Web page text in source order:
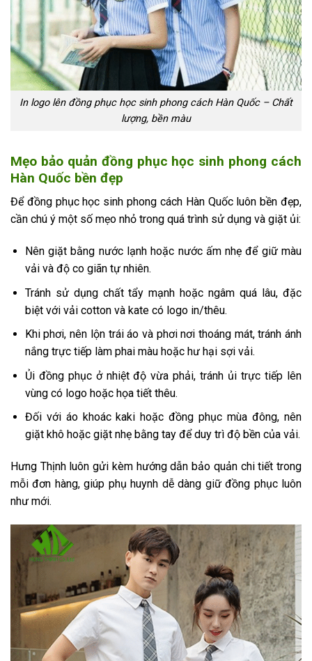
In logo lên đồng phục học sinh phong cách Hàn Quốc – Chất
lượng, bền màu
Mẹo bảo quản đồng phục học sinh phong cách
Hàn Quốc bền đẹp
Để đồng phục học sinh phong cách Hàn Quốc luôn bền đẹp,
cần chú ý một số mẹo nhỏ trong quá trình sử dụng và giặt ủi:
Nên giặt bằng nước lạnh hoặc nước ấm nhẹ để giữ màu
vải và độ co giãn tự nhiên.
Tránh sử dụng chất tẩy mạnh hoặc ngâm quá lâu, đặc
biệt với vải cotton và kate có logo in/thêu.
Khi phơi, nên lộn trái áo và phơi nơi thoáng mát, tránh ánh
nắng trực tiếp làm phai màu hoặc hư hại sợi vải.
Ủi đồng phục ở nhiệt độ vừa phải, tránh ủi trực tiếp lên
vùng có logo hoặc họa tiết thêu.
Đối với áo khoác kaki hoặc đồng phục mùa đông, nên
giặt khô hoặc giặt nhẹ bằng tay để duy trì độ bền của vải.
Hưng Thịnh luôn gửi kèm hướng dẫn bảo quản chi tiết trong
mỗi đơn hàng, giúp phụ huynh dễ dàng giữ đồng phục luôn
như mới.